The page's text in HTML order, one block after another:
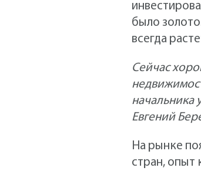
было
всегда
Сейчас
начальника
Евгений
На рынке
стран, опыт